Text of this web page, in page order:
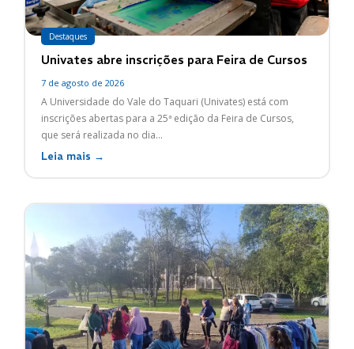
Destaques
Univates abre inscrições para Feira de Cursos
7 de agosto de 2026
A Universidade do Vale do Taquari (Univates) está com
inscrições abertas para a 25ª edição da Feira de Cursos,
que será realizada no dia...
Leia mais →